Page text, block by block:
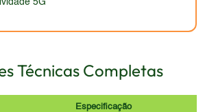
5G
Técnicas Completas
Especificação